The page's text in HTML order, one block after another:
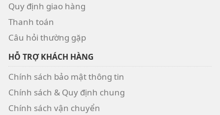
Quy định giao hàng
Thanh toán
Câu hỏi thường gặp
HỖ TRỢ KHÁCH HÀNG
Chính sách bảo mật thông tin
Chính sách & Quy định chung
Chính sách vận chuyển